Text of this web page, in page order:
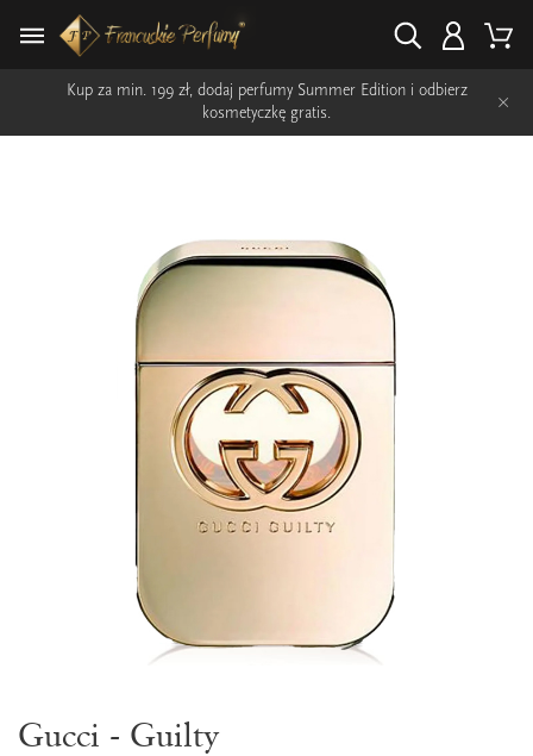
Kup za min. 199 zł, dodaj perfumy Summer Edition i odbierz
kosmetyczkę gratis.
×
Gucci - Guilty